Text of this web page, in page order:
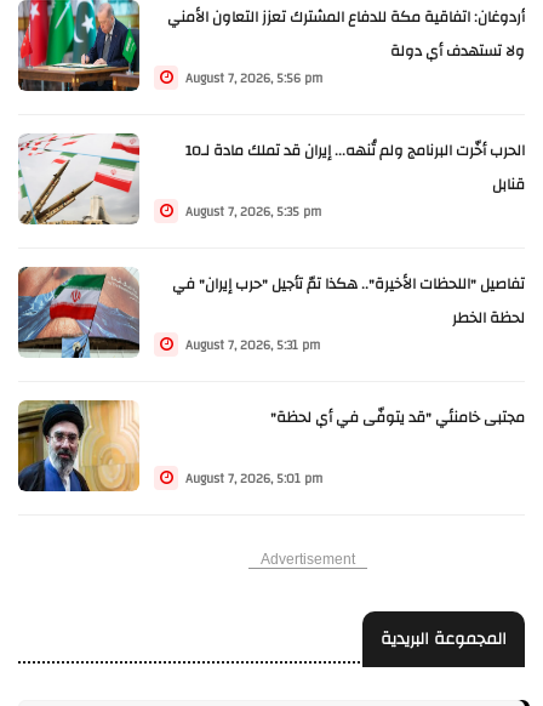
أردوغان: اتفاقية مكة للدفاع المشترك تعزز التعاون الأمني
ولا تستهدف أي دولة
August 7, 2026, 5:56 pm
الحرب أخّرت البرنامج ولم تُنهه... إيران قد تملك مادة لـ10
قنابل
August 7, 2026, 5:35 pm
تفاصيل "اللحظات الأخيرة".. هكذا تمّ تأجيل "حرب إيران" في
لحظة الخطر
August 7, 2026, 5:31 pm
مجتبى خامنئي "قد يتوفّى في أي لحظة"
August 7, 2026, 5:01 pm
Advertisement
المجموعة البريدية